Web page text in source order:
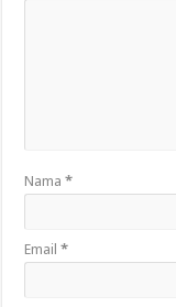
Nama*
Email*